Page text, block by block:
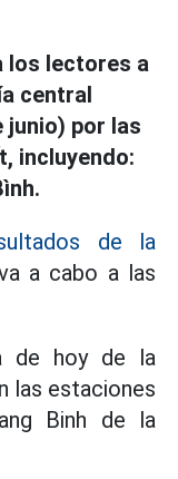
los lectores a
central
junio) por las
incluyendo:
de la
a cabo a las
de hoy de la
las estaciones
Binh de la